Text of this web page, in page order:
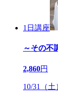
1日講座
～その不
2,860円
10/31（土